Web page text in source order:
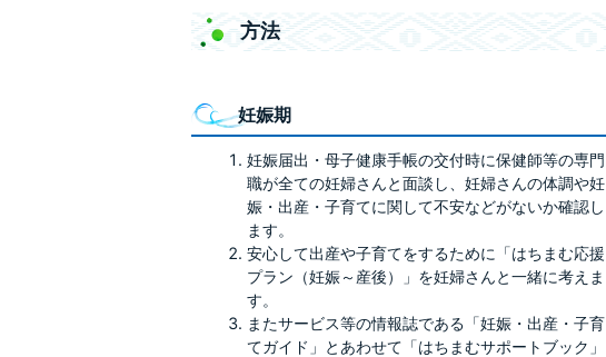
方法
妊娠期
妊娠届出・母子健康手帳の交付時に保健師等の専門
職が全ての妊婦さんと面談し、妊婦さんの体調や妊
娠・出産・子育てに関して不安などがないか確認し
ます。
安心して出産や子育てをするために「はちまむ応援
プラン（妊娠～産後）」を妊婦さんと一緒に考えま
す。
またサービス等の情報誌である「妊娠・出産・子育
てガイド」とあわせて「はちまむサポートブック」